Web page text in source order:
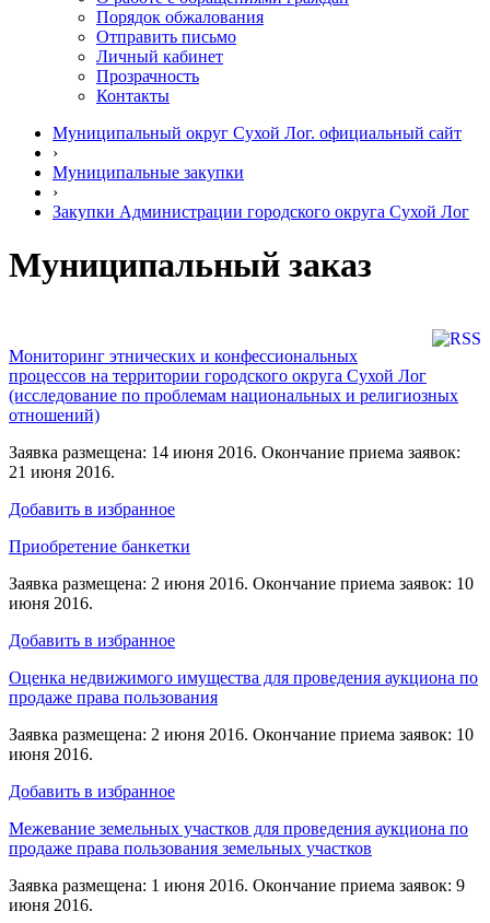
Порядок обжалования
Отправить письмо
Личный кабинет
Прозрачность
Контакты
Муниципальный округ Сухой Лог. официальный сайт
›
Муниципальные закупки
›
Закупки Администрации городского округа Сухой Лог
Муниципальный заказ
Мониторинг этнических и конфессиональных
процессов на территории городского округа Сухой Лог
(исследование по проблемам национальных и религиозных
отношений)
Заявка размещена: 14 июня 2016. Окончание приема заявок:
21 июня 2016.
Добавить в избранное
Приобретение банкетки
Заявка размещена: 2 июня 2016. Окончание приема заявок: 10
июня 2016.
Добавить в избранное
Оценка недвижимого имущества для проведения аукциона по
продаже права пользования
Заявка размещена: 2 июня 2016. Окончание приема заявок: 10
июня 2016.
Добавить в избранное
Межевание земельных участков для проведения аукциона по
продаже права пользования земельных участков
Заявка размещена: 1 июня 2016. Окончание приема заявок: 9
июня 2016.